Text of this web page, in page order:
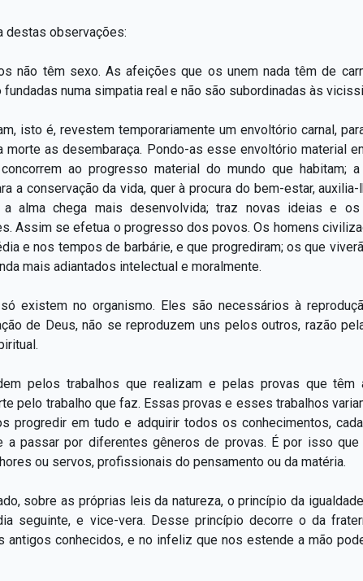
destas observações:
não têm sexo. As afeições que os unem nada têm de
numa simpatia real e não são subordinadas às
isto é, revestem temporariamente um envoltório carnal,
morte as desembaraça. Pondo-as esse envoltório material
ao progresso material do mundo que habitam;
a conservação da vida, quer à procura do bem-estar,
a alma chega mais desenvolvida; traz novas ideias e os
Assim se efetua o progresso dos povos. Os homens
e nos tempos de barbárie, e que progrediram; os que
mais adiantados intelectual e moralmente.
existem no organismo. Eles são necessários à
de Deus, não se reproduzem uns pelos outros, razão
pelos trabalhos que realizam e pelas provas que
pelo trabalho que faz. Essas provas e esses trabalhos
progredir em tudo e adquirir todos os conhecimentos,
a passar por diferentes gêneros de provas. É por isso que
ou servos, profissionais do pensamento ou da matéria.
sobre as próprias leis da natureza, o princípio da
seguinte, e vice-vera. Desse princípio decorre o da
antigos conhecidos, e no infeliz que nos estende a mão